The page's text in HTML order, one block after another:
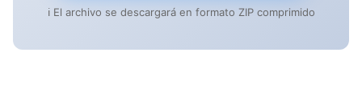
ℹ️ El archivo se descargará en formato ZIP comprimido